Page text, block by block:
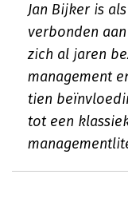
Jan Bijker is
verbonden
zich al jaren
management
tien
tot een